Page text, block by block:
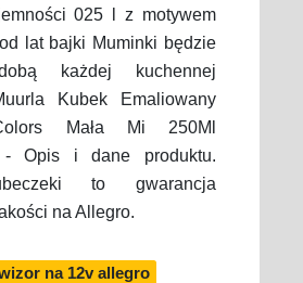
025 l z motywem
lat bajki Muminki będzie
każdej kuchennej
Kubek Emaliowany
Mała Mi 250Ml
- Opis i dane produktu.
to gwarancja
na Allegro.
na 12v allegro